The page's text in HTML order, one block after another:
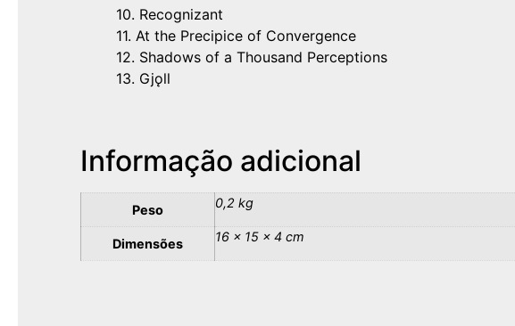
10. Recognizant
11. At the Precipice of Convergence
12. Shadows of a Thousand Perceptions
13. Gjǫll
Informação adicional
Peso 0,2 kg
Dimensões 16 × 15 × 4 cm